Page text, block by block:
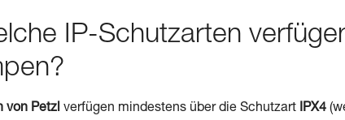
IP-Schutzarten
von Petzl verfügen mindestens über die Schutzart IPX4